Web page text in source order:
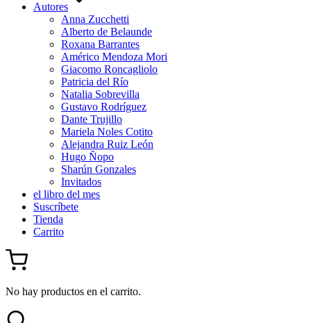
Autores
Anna Zucchetti
Alberto de Belaunde
Roxana Barrantes
Américo Mendoza Mori
Giacomo Roncagliolo
Patricia del Río
Natalia Sobrevilla
Gustavo Rodríguez
Dante Trujillo
Mariela Noles Cotito
Alejandra Ruiz León
Hugo Ñopo
Sharún Gonzales
Invitados
el libro del mes
Suscríbete
Tienda
Carrito
No hay productos en el carrito.